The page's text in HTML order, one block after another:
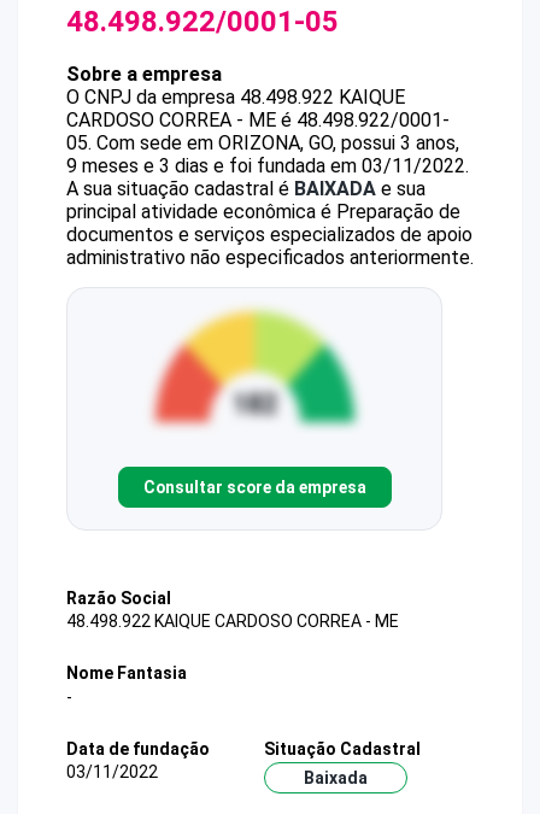
48.498.922/0001-05
Sobre a empresa
O CNPJ da empresa 48.498.922 KAIQUE
CARDOSO CORREA - ME é 48.498.922/0001-
05. Com sede em ORIZONA, GO, possui 3 anos,
9 meses e 3 dias e foi fundada em 03/11/2022.
A sua situação cadastral é BAIXADA e sua
principal atividade econômica é Preparação de
documentos e serviços especializados de apoio
administrativo não especificados anteriormente.
Consultar score da empresa
Razão Social
48.498.922 KAIQUE CARDOSO CORREA - ME
Nome Fantasia
-
Data de fundação
03/11/2022
Situação Cadastral
Baixada